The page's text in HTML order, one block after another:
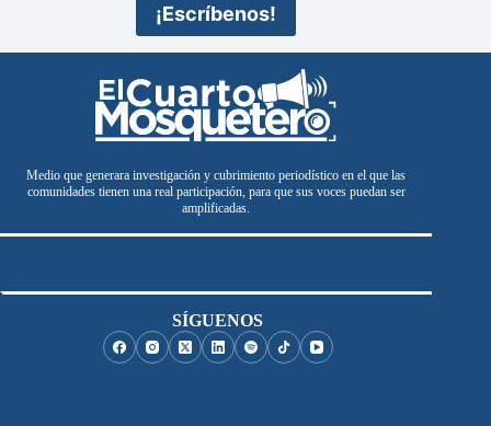
¡Escríbenos!
Medio que generara investigación y cubrimiento periodístico en el que las
comunidades tienen una real participación, para que sus voces puedan ser
amplificadas.
SÍGUENOS